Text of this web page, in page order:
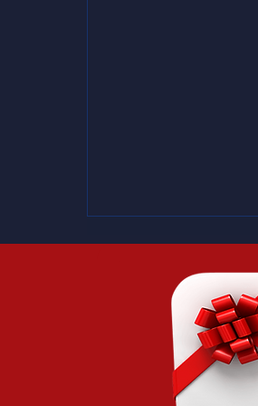
Gece örttü siyahını